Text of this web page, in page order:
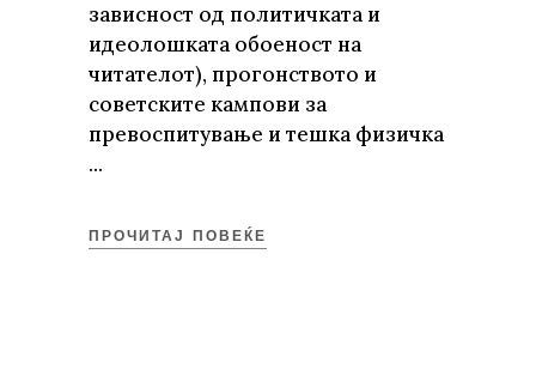
зависност од политичката и
идеолошката обоеност на
читателот), прогонството и
советските кампови за
превоспитување и тешка физичка
ПРОЧИТАЈ ПОВЕЌЕ